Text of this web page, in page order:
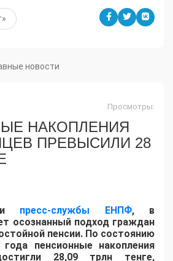
новости
Просмотры:
НАКОПЛЕНИЯ
ПРЕВЫСИЛИ 28
пресс-службы ЕНПФ, в
осознанный подход граждан
пенсии. По состоянию
пенсионные накопления
28,09 трлн тенге,